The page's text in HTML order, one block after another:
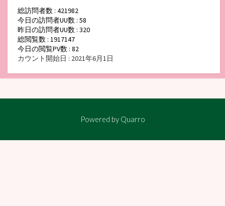
総訪問者数 : 421982
今日の訪問者UU数 : 58
昨日の訪問者UU数 : 320
総閲覧数 : 1917147
今日の閲覧PV数 : 82
カウント開始日 : 2021年6月1日
Powered by Quarro